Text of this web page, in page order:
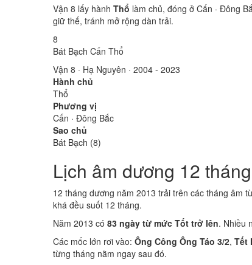
Vận 8 lấy hành Thổ làm chủ, đóng ở Cấn · Đông
giữ thế, tránh mở rộng dàn trải.
8
Bát Bạch Cấn Thổ
Vận 8 · Hạ Nguyên · 2004 - 2023
Hành chủ
Thổ
Phương vị
Cấn · Đông Bắc
Sao chủ
Bát Bạch (8)
Lịch âm dương 12
12 tháng dương năm 2013 trải trên các tháng âm
khá đều suốt 12 tháng.
Năm 2013 có 83 ngày từ mức Tốt trở lên. Nhiều
Các mốc lớn rơi vào: Ông Công Ông Táo 3/2, Tết
từng tháng nằm ngay sau đó.